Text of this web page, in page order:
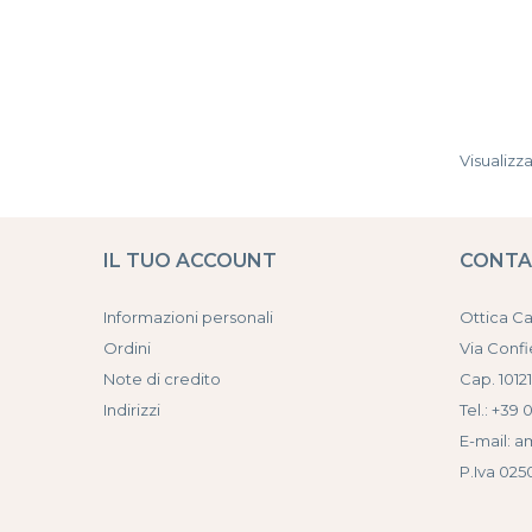
IL TUO ACCOUNT
Informazioni personali
Ordini
Note di credito
Indirizzi
Ottica
Via
Cap.
Tel.: +39
E-mail:
P.Iva